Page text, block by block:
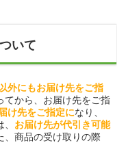
いて
外にもお届け先をご指
てから、お届け先をご指
け先をご指定になり、
お届け先が代引き可能
、商品の受け取りの際